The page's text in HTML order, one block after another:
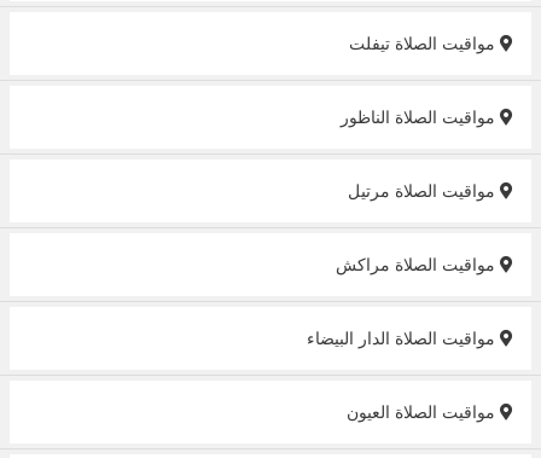
مواقيت الصلاة تيفلت
مواقيت الصلاة الناظور
مواقيت الصلاة مرتيل
مواقيت الصلاة مراكش
مواقيت الصلاة الدار البيضاء
مواقيت الصلاة العيون